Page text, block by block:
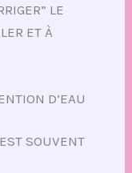
LE
ET À
D’EAU
SOUVENT